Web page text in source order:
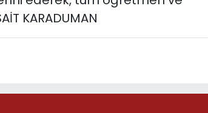
KARADUMAN